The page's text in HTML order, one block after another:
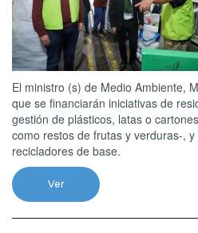
El ministro (s) de Medio Ambiente,
que se financiarán iniciativas de
gestión de plásticos, latas o
como restos de frutas y verduras-,
recicladores de base.
Ver